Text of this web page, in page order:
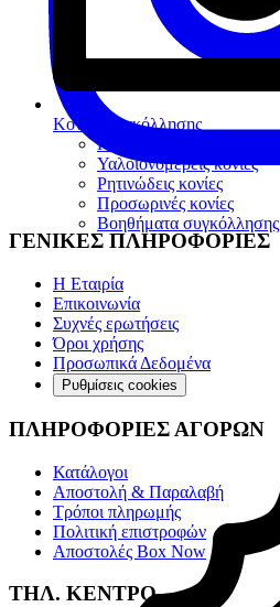
Κονίες Συγκόλλησης
Πολυκαρβοξυλικές κονίες
Υαλοϊονομερείς κονίες
Ρητινώδεις κονίες
Προσωρινές κονίες
Βοηθήματα συγκόλλησης
ΓΕΝΙΚΕΣ ΠΛΗΡΟΦΟΡΙΕΣ
Η Εταιρία
Επικοινωνία
Συχνές ερωτήσεις
Όροι χρήσης
Προσωπικά Δεδομένα
Ρυθμίσεις cookies
ΠΛΗΡΟΦΟΡΙΕΣ ΑΓΟΡΩΝ
Κατάλογοι
Αποστολή & Παραλαβή
Τρόποι πληρωμής
Πολιτική επιστροφών
Αποστολές Box Now
ΤΗΛ. ΚΕΝΤΡΟ